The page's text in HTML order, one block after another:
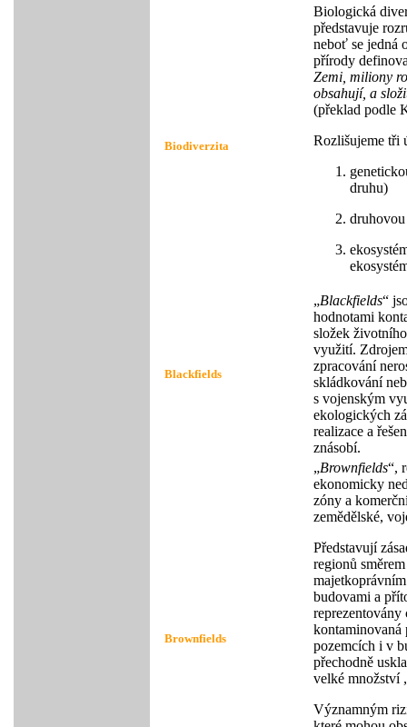
Biodiverzita
Biologická
představuje
neboť se jedná
přírody
Zemi, miliony
obsahují, a
(překlad podle
Rozlišujeme tři
druhu)
Blackfields
„Blackfields“
hodnotami
složek
využití.
zpracování
skládkování
s vojenským
ekologických
realizace a
znásobí.
Brownfields
„Brownfields“,
ekonomicky
zóny a
zemědělské,
Představují
regionů
budovami a
kontaminovaná
pozemcích i v
přechodně
velké množství
Významným